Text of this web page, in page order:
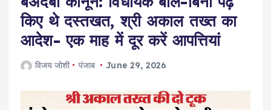
किए थे दस्तखत, श्री अकाल तख्त का
आदेश- एक माह में दूर करें आपत्तियां
विजय जोशी पंजाब June 29, 2026